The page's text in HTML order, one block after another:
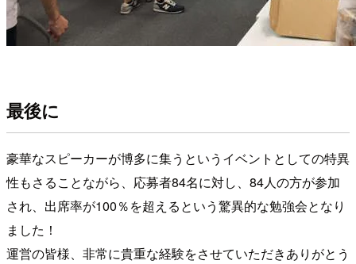
最後に
豪華なスピーカーが博多に集うというイベントとしての特異
性もさることながら、応募者84名に対し、84人の方が参加
され、出席率が100％を超えるという驚異的な勉強会となり
ました！
運営の皆様、非常に貴重な経験をさせていただきありがとう